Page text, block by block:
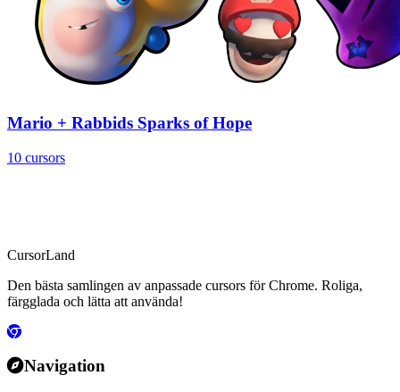
Mario + Rabbids Sparks of Hope
10 cursors
CursorLand
Den bästa samlingen av anpassade cursors för Chrome. Roliga,
färgglada och lätta att använda!
Navigation